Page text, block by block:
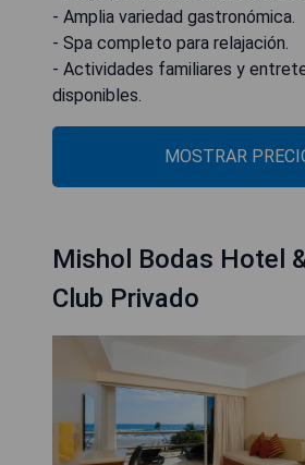
- Amplia variedad gastronómica.
- Spa completo para relajación.
- Actividades familiares y
disponibles.
MOSTRAR
Mishol Bodas Hotel
Club Privado